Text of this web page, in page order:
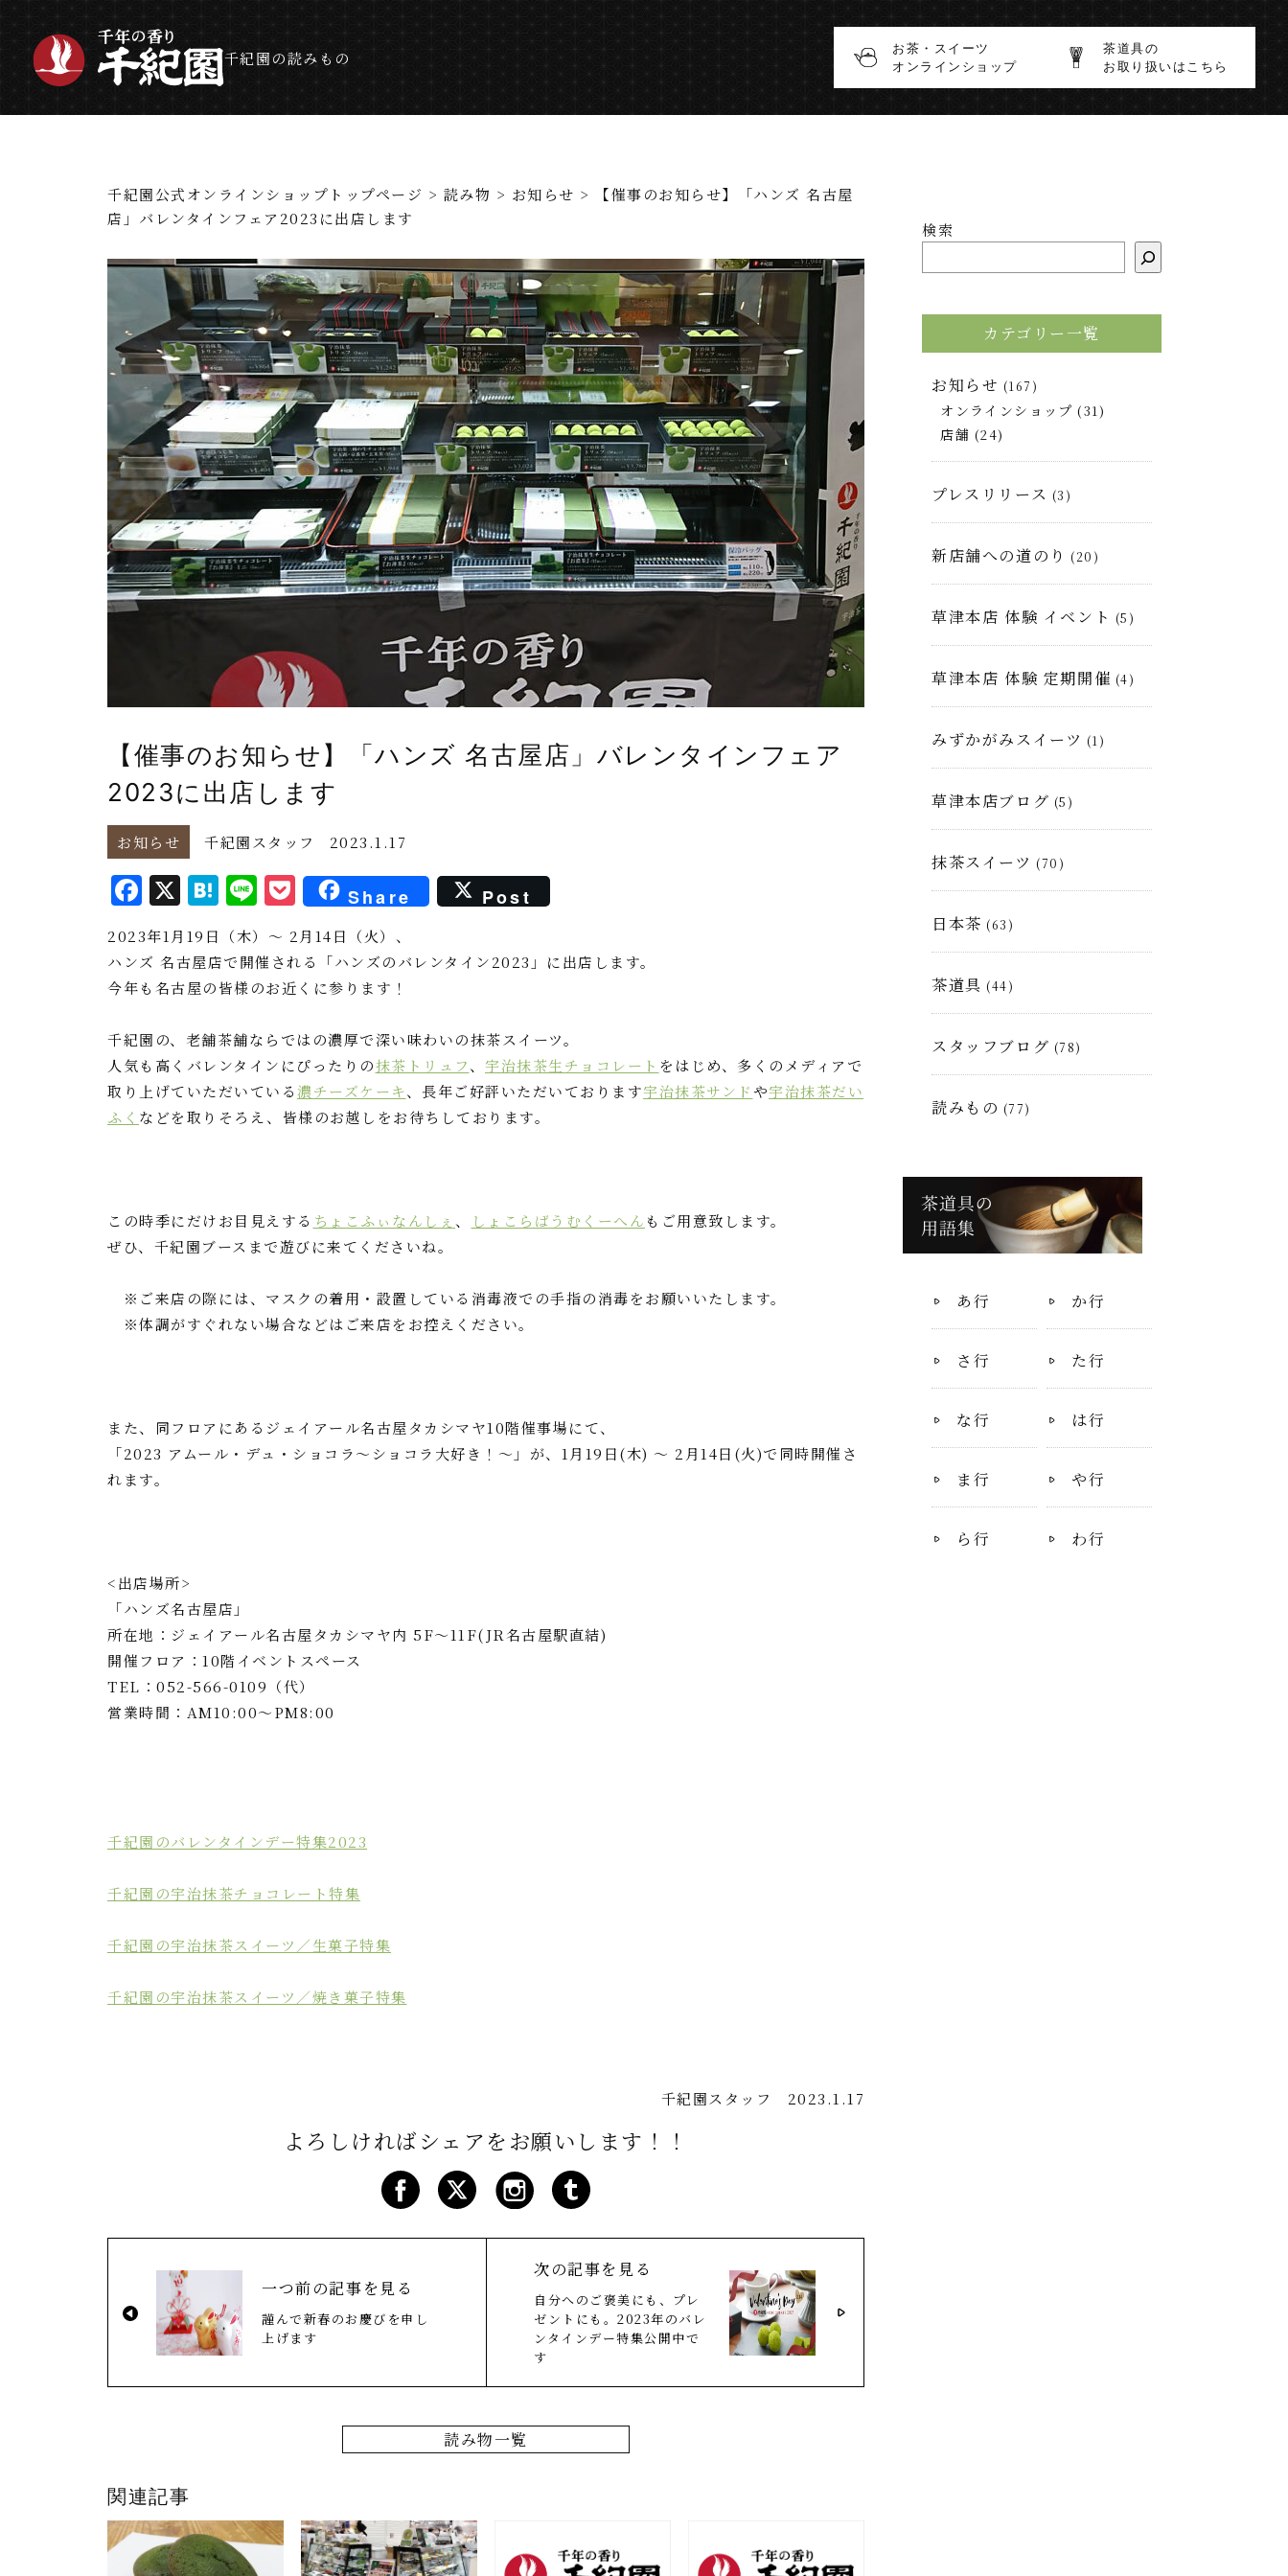
千紀園の読みもの
お茶・スイーツ
オンラインショップ
茶道具の
お取り扱いはこちら
千紀園公式オンラインショップトップページ > 読み物 > お知らせ > 【催事のお知らせ】「ハンズ 名古屋
店」バレンタインフェア2023に出店します
【催事のお知らせ】「ハンズ 名古屋店」バレンタインフェア
2023に出店します
お知らせ 千紀園スタッフ 2023.1.17
F
a
c
e
o
o
k
X H
a
t
e
a
L
n
e
P
o
c
k
t
Share Post
2023年1月19日（木）～ 2月14日（火）、
ハンズ 名古屋店で開催される「ハンズのバレンタイン2023」に出店します。
今年も名古屋の皆様のお近くに参ります！
千紀園の、老舗茶舗ならではの濃厚で深い味わいの抹茶スイーツ。
人気も高くバレンタインにぴったりの抹茶トリュフ、 宇治抹茶生チョコレート をはじめ、多くのメディアで
取り上げていただいている濃チーズケーキ、長年ご好評いただいております宇治抹茶サンド や宇治抹茶だい
ふく などを取りそろえ、皆様のお越しをお待ちしております。
この時季にだけお目見えする ちょこふぃなんしぇ 、 しょこらばうむくーへん もご用意致します。
ぜひ、千紀園ブースまで遊びに来てくださいね。
※ご来店の際には、マスクの着用・設置している消毒液での手指の消毒をお願いいたします。
※体調がすぐれない場合などはご来店をお控えください。
また、同フロアにあるジェイアール名古屋タカシマヤ10階催事場にて、
「2023 アムール・デュ・ショコラ～ショコラ大好き！～」が、1月19日(木) ～ 2月14日(火)で同時開催さ
れます。
<出店場所>
「ハンズ名古屋店」
所在地：ジェイアール名古屋タカシマヤ内 5F～11F(JR名古屋駅直結)
開催フロア：10階イベントスペース
TEL：052-566-0109（代）
営業時間：AM10:00～PM8:00
千紀園のバレンタインデー特集2023
千紀園の宇治抹茶チョコレート特集
千紀園の宇治抹茶スイーツ／生菓子特集
千紀園の宇治抹茶スイーツ／焼き菓子特集
千紀園スタッフ 2023.1.17
よろしければシェアをお願いします！！
一つ前の記事を見る
謹んで新春のお慶びを申し
上げます
次の記事を見る
自分へのご褒美にも、プレ
ゼントにも。2023年のバレ
ンタインデー特集公開中で
す
読み物一覧
関連記事
検索
カテゴリー一覧
お知らせ (167)
オンラインショップ (31)
店舗 (24)
プレスリリース (3)
新店舗への道のり (20)
草津本店 体験 イベント (5)
草津本店 体験 定期開催 (4)
みずかがみスイーツ (1)
草津本店ブログ (5)
抹茶スイーツ (70)
日本茶 (63)
茶道具 (44)
スタッフブログ (78)
読みもの (77)
あ行 か行
さ行 た行
な行 は行
ま行 や行
ら行 わ行